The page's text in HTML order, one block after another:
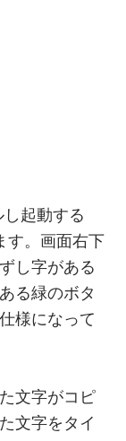
起動する
す。画面右下
し字がある
る緑のボタ
様になって
文字がコピ
文字をタイ